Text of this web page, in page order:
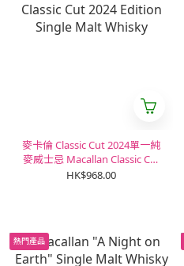
麥卡倫 Classic Cut 2024單一純
麥威士忌 Macallan Classic Cut
2024 Edition Single Malt
HK$968.00
熱門產品